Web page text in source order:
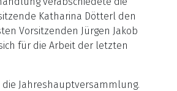
Katharina Dötterl den
Vorsitzenden Jürgen Jakob
für die Arbeit der letzten
die Jahreshauptversammlung.